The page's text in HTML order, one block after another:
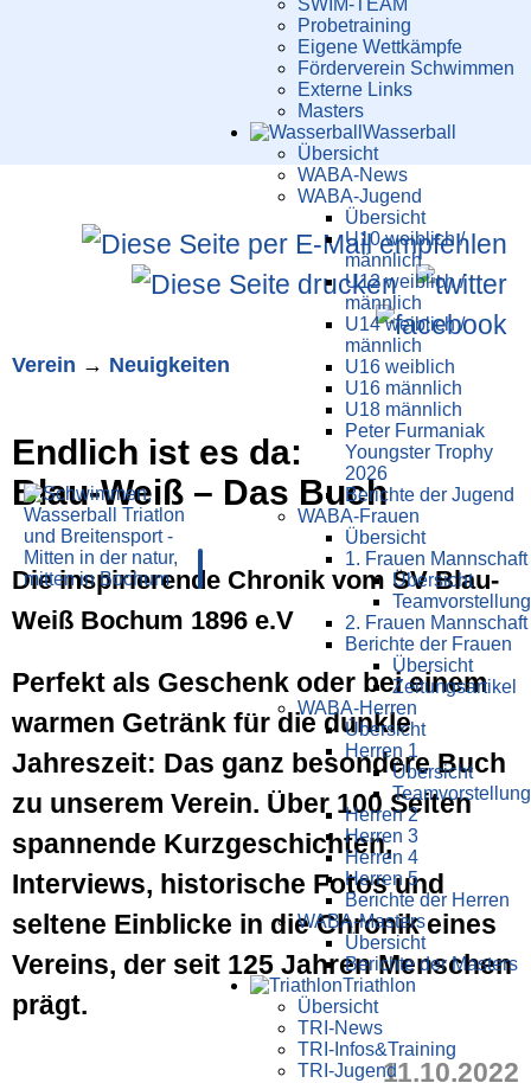
SWIM-TEAM
Probe­training
Eigene Wettkämpfe
Förderverein Schwimmen
Externe Links
Masters
Wasser­ball
Übersicht
WABA-News
WABA-Jugend
Übersicht
U10 weiblich /
männlich
U12 weiblich /
männlich
U14 weiblich /
männlich
U16 weiblich
U16 männlich
U18 männlich
Peter Furmaniak
Youngster Trophy
2026
Berichte der Jugend
WABA-Frauen
Übersicht
1. Frauen Mannschaft
Übersicht
Teamvorstellung
2. Frauen Mannschaft
Berichte der Frauen
Übersicht
Zeitungsartikel
WABA-Herren
Übersicht
Herren 1
Übersicht
Teamvorstellung
Herren 2
Herren 3
Herren 4
Herren 5
Berichte der Herren
WABA-Masters
Übersicht
Berichte der Masters
Triathlon
Übersicht
TRI-News
TRI-Infos&Training
TRI-Jugend
Verein → Neuigkeiten
Endlich ist es da:
Blau-Weiß – Das Buch
Die inspirierende Chronik vom SV Blau-
Weiß Bochum 1896 e.V
Perfekt als Geschenk oder bei einem
warmen Getränk für die dunkle
Jahreszeit: Das ganz besondere Buch
zu unserem Verein. Über 100 Seiten
spannende Kurzgeschichten,
Interviews, historische Fotos und
seltene Einblicke in die Chronik eines
Vereins, der seit 125 Jahren Menschen
prägt.
11.10.2022